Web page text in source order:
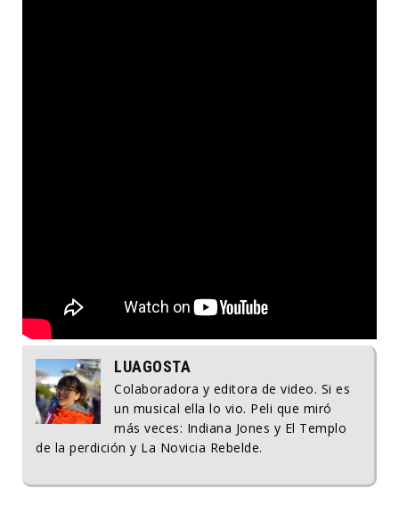
LUAGOSTA
Colaboradora y editora de video. Si es
un musical ella lo vio. Peli que miró
más veces: Indiana Jones y El Templo
de la perdición y La Novicia Rebelde.